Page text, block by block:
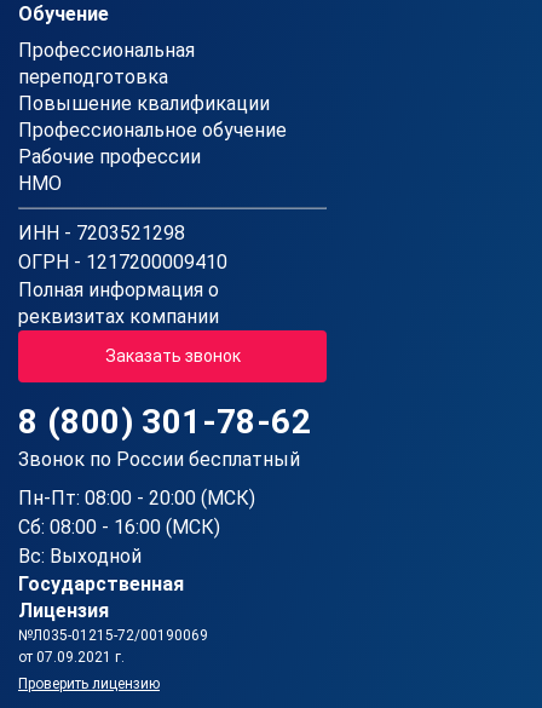
Обучение
Профессиональная
переподготовка
Повышение квалификации
Профессиональное обучение
Рабочие профессии
НМО
ИНН - 7203521298
ОГРН - 1217200009410
Полная информация о
реквизитах компании
Заказать звонок
8 (800) 301-78-62
Звонок по России бесплатный
Пн-Пт: 08:00 - 20:00 (МСК)
Сб: 08:00 - 16:00 (МСК)
Вс: Выходной
Государственная
Лицензия
№Л035-01215-72/00190069
от 07.09.2021 г.
Проверить лицензию